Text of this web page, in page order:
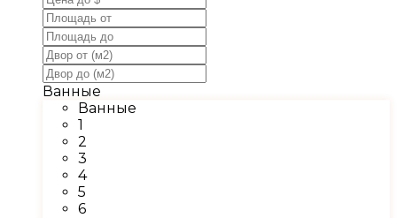
Ванные
Ванные
1
2
3
4
5
6